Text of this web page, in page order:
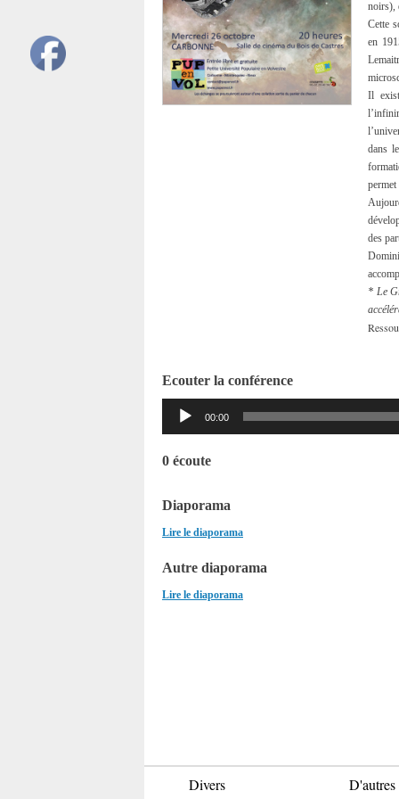
noirs),
Cette
en
Il
dans
des
* Le
Ecouter la conférence
Lecteur
audio
00:00
0 écoute
Diaporama
Lire le diaporama
Autre diaporama
Lire le diaporama
Divers D'autres